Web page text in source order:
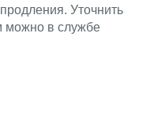
Уточнить
можно в службе